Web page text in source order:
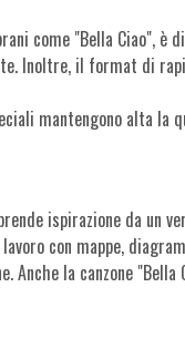
come "Bella Ciao", è
Inoltre, il format di
mantengono alta la
ispirazione da un
con mappe,
la canzone